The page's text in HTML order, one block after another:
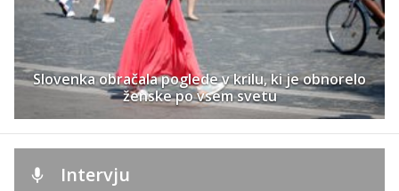
Slovenka obračala poglede v krilu, ki je obnorelo
ženske po vsem svetu
Intervju